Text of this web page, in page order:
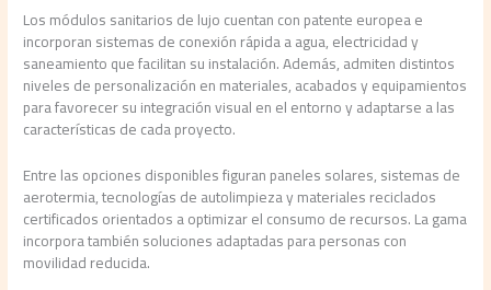
Los módulos sanitarios de lujo cuentan con patente europea e
incorporan sistemas de conexión rápida a agua, electricidad y
saneamiento que facilitan su instalación. Además, admiten distintos
niveles de personalización en materiales, acabados y equipamientos
para favorecer su integración visual en el entorno y adaptarse a las
características de cada proyecto.
Entre las opciones disponibles figuran paneles solares, sistemas de
aerotermia, tecnologías de autolimpieza y materiales reciclados
certificados orientados a optimizar el consumo de recursos. La gama
incorpora también soluciones adaptadas para personas con
movilidad reducida.